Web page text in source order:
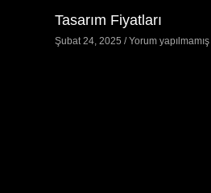
Tasarım Fiyatları
Şubat 24, 2025 Yorum yapılmamış